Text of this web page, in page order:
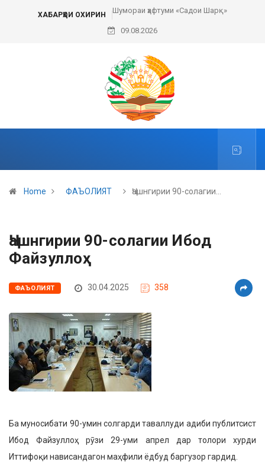
ХАБАРҲОИ ОХИРИН Шумораи ҳафтуми «Садои Шарқ»
09.08.2026
Home ФАЪОЛИЯТ Ҷашнгирии 90-солагии…
Ҷашнгирии 90-солагии Ибод
Файзуллоҳ
ФАЪОЛИЯТ 30.04.2025 358
Ба муносибати 90-умин солгарди таваллуди адиби публитсист
Ибод Файзуллоҳ рӯзи 29-уми апрел дар толори хурди
Иттифоқи нависандагон маҳфили ёдбуд баргузор гардид.